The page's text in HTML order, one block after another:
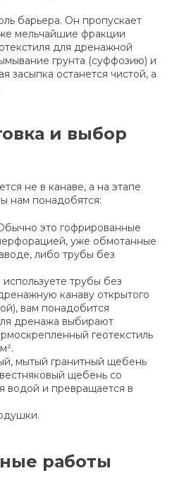
барьера. Он пропускает
мельчайшие фракции
для дренажной
грунта (суффозию) и
засыпка останется чистой, а
и выбор
не в канаве, а на этапе
нам понадобятся:
это гофрированные
уже обмотанные
либо трубы без
используете трубы без
канаву открытого
вам понадобится
дренажа выбирают
геотекстиль
мытый гранитный щебень
щебень со
водой и превращается в
работы